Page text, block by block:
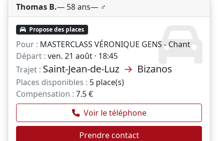
Thomas B.— 58 ans— ♂️
Propose des places
Pour : MASTERCLASS VÉRONIQUE GENS - Chant
Départ : ven. 21 août · 18:45
Trajet : Saint-Jean-de-Luz → Bizanos
Places disponibles : 5 place(s)
Compensation : 7.5 €
Voir le téléphone
Prendre contact